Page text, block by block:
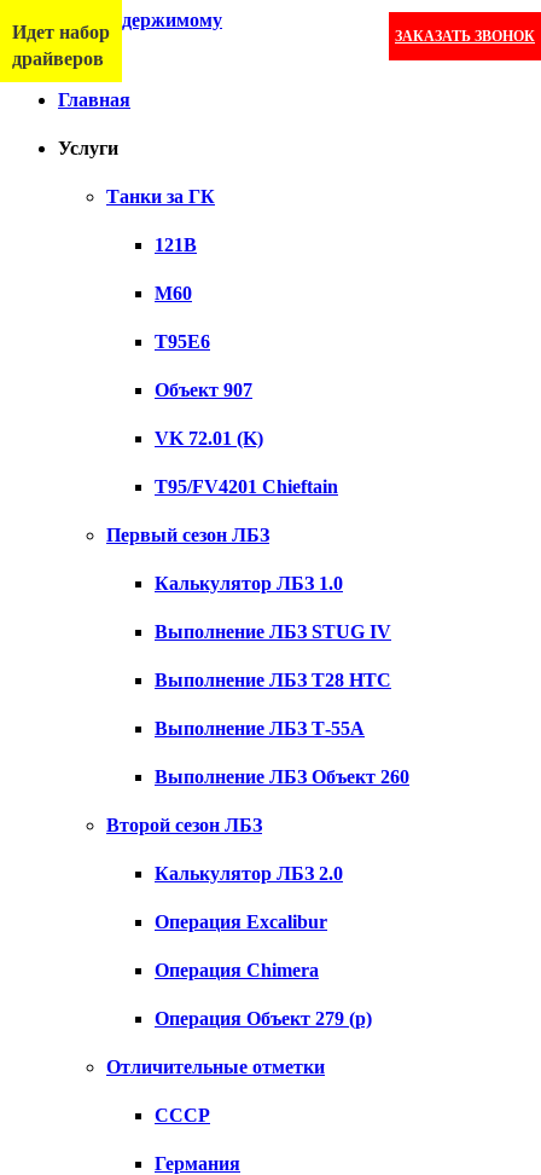
Перейти к содержимому
ЗАКАЗАТЬ ЗВОНОК
Меню
Главная
Услуги
Танки за ГК
121B
M60
T95E6
Объект 907
VK 72.01 (K)
T95/FV4201 Chieftain
Первый сезон ЛБЗ
Калькулятор ЛБЗ 1.0
Выполнение ЛБЗ STUG IV
Выполнение ЛБЗ T28 HTC
Выполнение ЛБЗ Т-55А
Выполнение ЛБЗ Объект 260
Второй сезон ЛБЗ
Калькулятор ЛБЗ 2.0
Операция Excalibur
Операция Chimera
Операция Объект 279 (р)
Отличительные отметки
СССР
Германия
Идет набор
драйверов